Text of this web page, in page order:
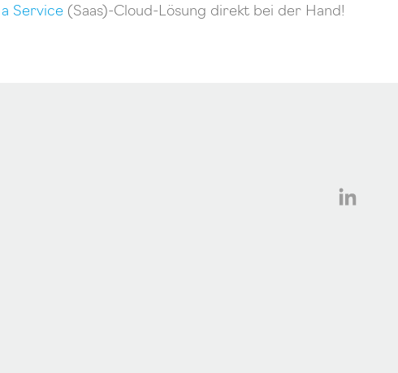
Service (Saas)-Cloud-Lösung direkt bei der Hand!